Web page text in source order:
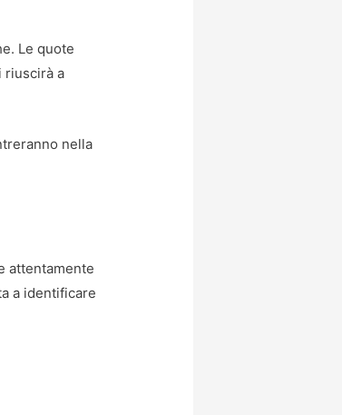
Le quote
riuscirà a
nella
attentamente
a identificare